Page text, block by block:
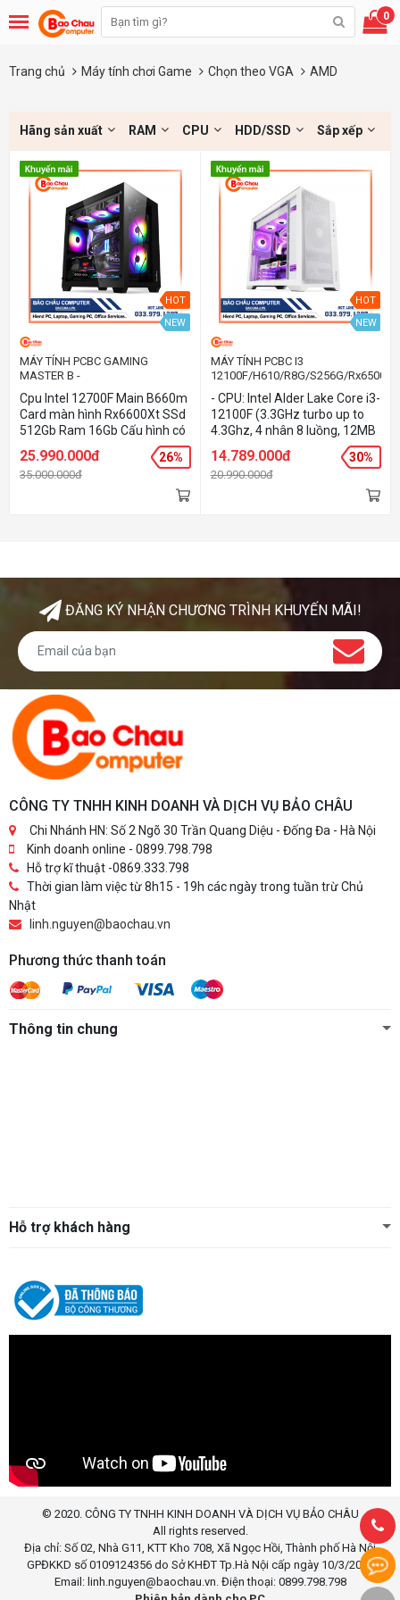
0
Trang chủ Máy tính chơi Game Chọn theo VGA AMD
Hãng sản xuất RAM CPU HDD/SSD Sắp xếp
HOT
NEW
MÁY TÍNH PCBC GAMING
MASTER B -
Cpu Intel 12700F Main B660m
Card màn hình Rx6600Xt SSd
512Gb Ram 16Gb Cấu hình có
thể thay đổi linh hoạt theo nhu
cầu của người dùng
25.990.000đ
35.000.000đ
26%
HOT
NEW
MÁY TÍNH PCBC I3
12100F/H610/R8G/S256G/Rx6500xt
- CPU: Intel Alder Lake Core i3-
12100F (3.3GHz turbo up to
4.3Ghz, 4 nhân 8 luồng, 12MB
Cache - RAM/ SSD: 8GB/
256Gb PCIe NVMe - VGA:
RX6500xt 4GB - OS: Dos - Lưu
ý: Phần cứng có thể thay đổi
14.789.000đ
20.990.000đ
30%
ĐĂNG KÝ NHẬN CHƯƠNG TRÌNH KHUYẾN MÃI!
CÔNG TY TNHH KINH DOANH VÀ DỊCH VỤ BẢO CHÂU
Chi Nhánh HN: Số 2 Ngõ 30 Trần Quang Diệu - Đống Đa - Hà Nội
Kinh doanh online - 0899.798.798
Hỗ trợ kĩ thuật -0869.333.798
Thời gian làm việc từ 8h15 - 19h các ngày trong tuần trừ Chủ
Nhật
linh.nguyen@baochau.vn
Phương thức thanh toán
Thông tin chung
Hỗ trợ khách hàng
© 2020. CÔNG TY TNHH KINH DOANH VÀ DỊCH VỤ BẢO CHÂU
All rights reserved.
Địa chỉ: Số 02, Nhà G11, KTT Kho 708, Xã Ngọc Hồi, Thành phố Hà Nội
GPĐKKD số 0109124356 do Sở KHĐT Tp.Hà Nội cấp ngày 10/3/2020
Email: linh.nguyen@baochau.vn. Điện thoại: 0899.798.798